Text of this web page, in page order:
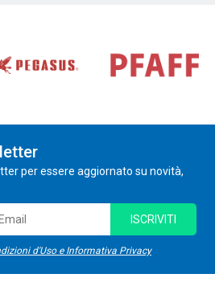
per essere aggiornato su novità,
d'Uso e Informativa Privacy
ISCRIVITI